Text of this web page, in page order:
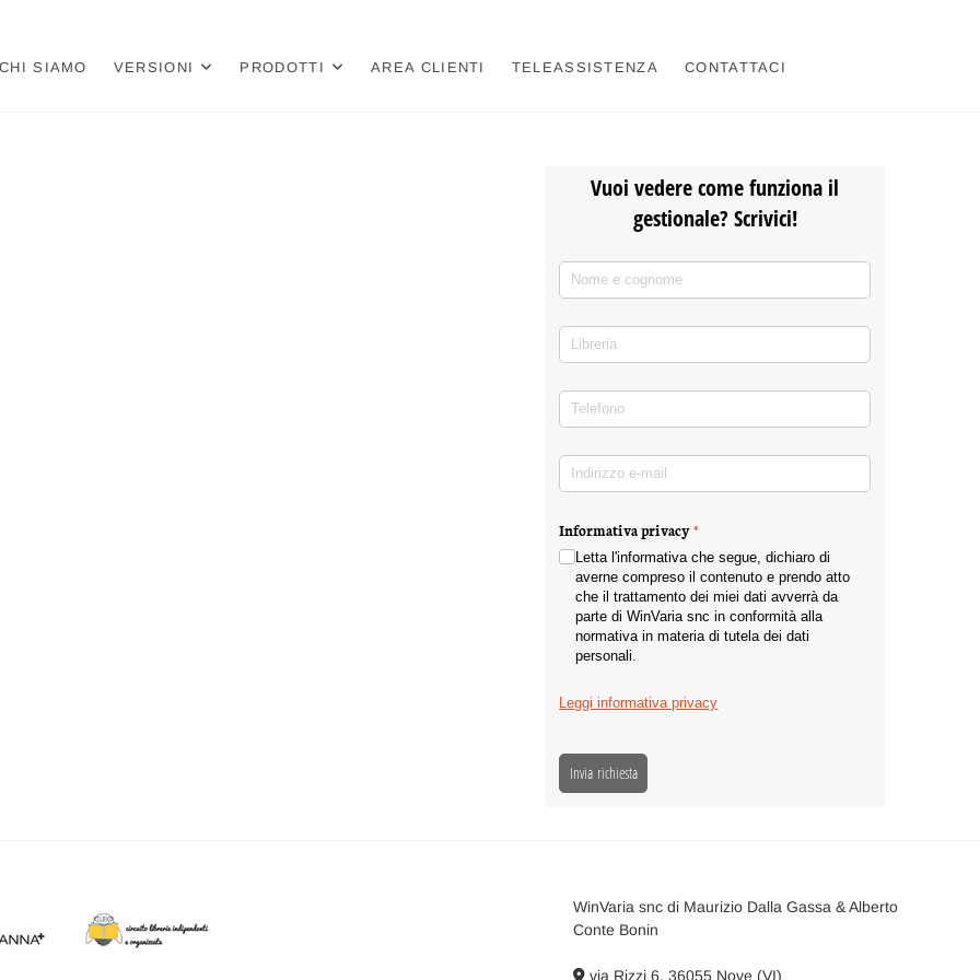
CHI SIAMO VERSIONI PRODOTTI AREA CLIENTI TELEASSISTENZA CONTATTACI
Vuoi vedere come funziona il
gestionale? Scrivici!
Nome e cognome
Libreria
Telefono
Indirizzo e-mail(richiesto)
Informativa privacy*
(richiesto)
Letta l'informativa che segue, dichiaro di
averne compreso il contenuto e prendo atto
che il trattamento dei miei dati avverrà da
parte di WinVaria snc in conformità alla
normativa in materia di tutela dei dati
personali.
Leggi informativa privacy
Invia richiesta
WinVaria snc di Maurizio Dalla Gassa & Alberto
Conte Bonin
via Rizzi 6, 36055 Nove (VI)